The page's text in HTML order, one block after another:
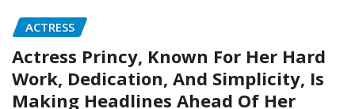
ACTRESS
Actress Princy, Known For Her Hard
Work, Dedication, And Simplicity, Is
Making Headlines Ahead Of Her